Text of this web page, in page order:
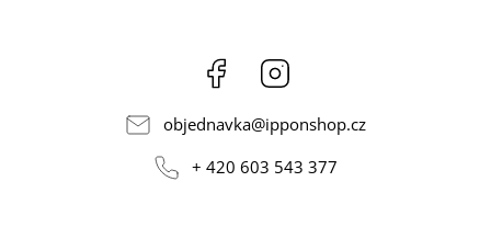
Facebook
objednavka@ipponshop.cz
+ 420 603 543 377